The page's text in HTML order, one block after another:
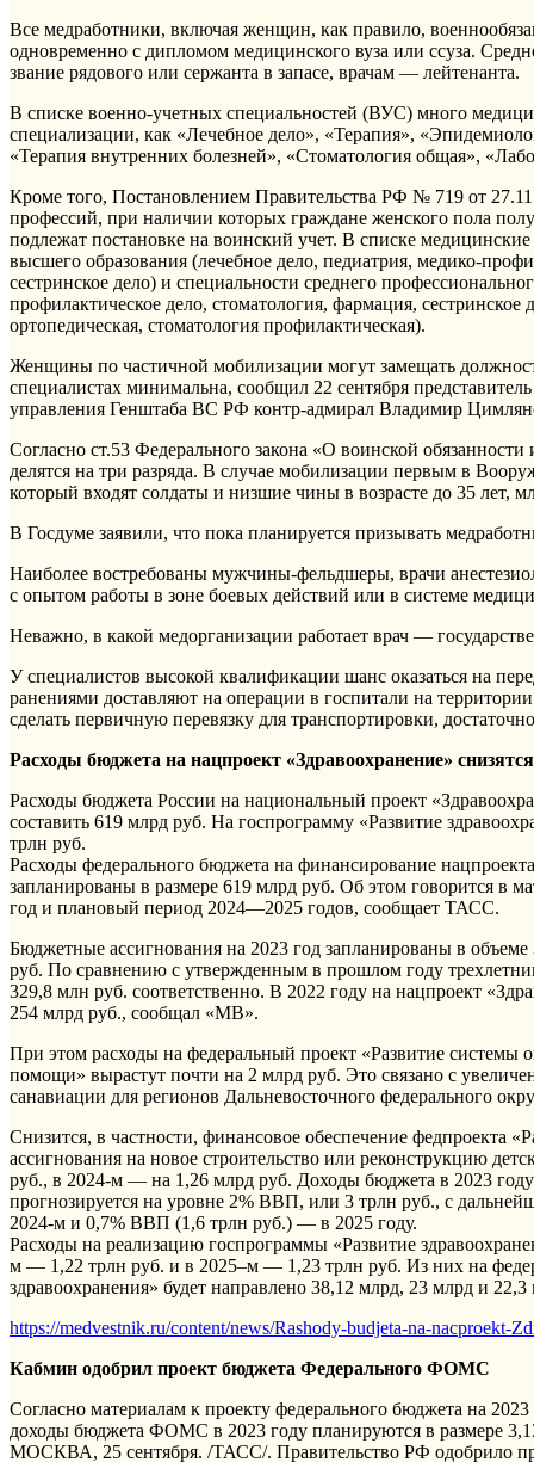
Все медработники, включая женщин, как правило,
одновременно с дипломом медицинского вуза или ссуза.
звание рядового или сержанта в запасе, врачам — лейтенанта.
В списке военно-учетных специальностей (ВУС) много
специализации, как «Лечебное дело», «Терапия»,
«Терапия внутренних болезней», «Стоматология общая»,
Кроме того, Постановлением Правительства РФ № 719 от
профессий, при наличии которых граждане женского пола
подлежат постановке на воинский учет. В списке
высшего образования (лечебное дело, педиатрия, медико-
сестринское дело) и специальности среднего
профилактическое дело, стоматология, фармация, сестринское
ортопедическая, стоматология профилактическая).
Женщины по частичной мобилизации могут замещать
специалистах минимальна, сообщил 22 сентября
управления Генштаба ВС РФ контр-адмирал Владимир
Согласно ст.53 Федерального закона «О воинской
делятся на три разряда. В случае мобилизации первым в
который входят солдаты и низшие чины в возрасте до 35 лет,
В Госдуме заявили, что пока планируется призывать
Наиболее востребованы мужчины-фельдшеры, врачи
с опытом работы в зоне боевых действий или в системе
Неважно, в какой медорганизации работает врач —
У специалистов высокой квалификации шанс оказаться на
ранениями доставляют на операции в госпитали на
сделать первичную перевязку для транспортировки,
Расходы бюджета на нацпроект «Здравоохранение»
Расходы бюджета России на национальный проект
составить 619 млрд руб. На госпрограмму «Развитие
трлн руб.
Расходы федерального бюджета на финансирование
запланированы в размере 619 млрд руб. Об этом говорится в
год и плановый период 2024—2025 годов, сообщает ТАСС.
Бюджетные ассигнования на 2023 год запланированы в
руб. По сравнению с утвержденным в прошлом году
329,8 млн руб. соответственно. В 2022 году на нацпроект
254 млрд руб., сообщал «МВ».
При этом расходы на федеральный проект «Развитие системы
помощи» вырастут почти на 2 млрд руб. Это связано с
санавиации для регионов Дальневосточного федерального
Снизится, в частности, финансовое обеспечение федпроекта
ассигнования на новое строительство или реконструкцию
руб., в 2024-м — на 1,26 млрд руб. Доходы бюджета в 2023
прогнозируется на уровне 2% ВВП, или 3 трлн руб., с
2024-м и 0,7% ВВП (1,6 трлн руб.) — в 2025 году.
Расходы на реализацию госпрограммы «Развитие
м — 1,22 трлн руб. и в 2025–м — 1,23 трлн руб. Из них на
здравоохранения» будет направлено 38,12 млрд, 23 млрд и 22,3
https://medvestnik.ru/content/news/Rashody-budjeta-na-nacproekt-
Кабмин одобрил проект бюджета Федерального ФОМС
Согласно материалам к проекту федерального бюджета на
доходы бюджета ФОМС в 2023 году планируются в размере
МОСКВА, 25 сентября. /ТАСС/. Правительство РФ одобрило